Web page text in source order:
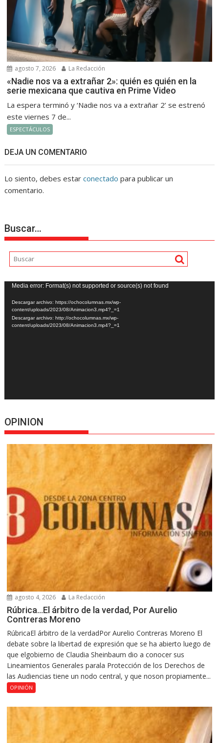
agosto 7, 2026 La Redacción
«Nadie nos va a extrañar 2»: quién es quién en la
serie mexicana que cautiva en Prime Video
La espera terminó y ‘Nadie nos va a extrañar 2’ se estrenó
este viernes 7 de...
ESPECTÁCULOS
DEJA UN COMENTARIO
Lo siento, debes estarconectado para publicar un
comentario.
Buscar…
Reproductor
de
vídeo
Media error: Format(s) not supported or source(s) not found
Descargar archivo: https://ochocolumnas.mx/wp-
content/uploads/2023/08/Animacion3.mp4?_=1
Descargar archivo: http://ochocolumnas.mx/wp-
content/uploads/2023/08/Animacion3.mp4?_=1
OPINION
agosto 4, 2026 La Redacción
Rúbrica…El árbitro de la verdad, Por Aurelio
Contreras Moreno
RúbricaEl árbitro de la verdadPor Aurelio Contreras Moreno El
debate sobre la libertad de expresión que se ha abierto luego de
que elgobierno de Claudia Sheinbaum dio a conocer sus
Lineamientos Generales parala Protección de los Derechos de
las Audiencias tiene un nodo central, y que noson propiamente...
OPINIÓN